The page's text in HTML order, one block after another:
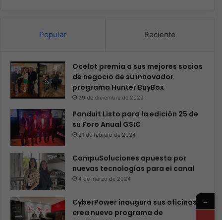
Popular Reciente
Ocelot premia a sus mejores socios
de negocio de su innovador
programa Hunter BuyBox
29 de diciembre de 2023
Panduit Listo para la edición 25 de
su Foro Anual GSIC
21 de febrero de 2024
CompuSoluciones apuesta por
nuevas tecnologías para el canal
4 de marzo de 2024
CyberPower inaugura sus oficinas y
crea nuevo programa de
→